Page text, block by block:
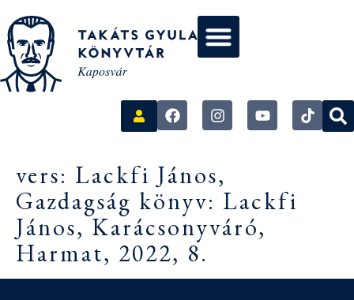
vers: Lackfi János,
Gazdagság könyv: Lackfi
János, Karácsonyváró,
Harmat, 2022, 8.